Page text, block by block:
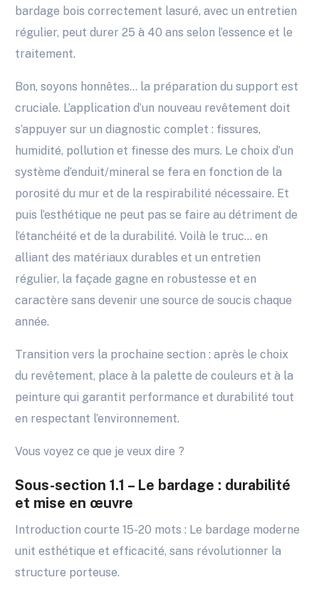
bardage bois correctement lasuré, avec un entretien
régulier, peut durer 25 à 40 ans selon l’essence et le
traitement.
Bon, soyons honnêtes… la préparation du support est
cruciale. L’application d’un nouveau revêtement doit
s’appuyer sur un diagnostic complet : fissures,
humidité, pollution et finesse des murs. Le choix d’un
système d’enduit/mineral se fera en fonction de la
porosité du mur et de la respirabilité nécessaire. Et
puis l’esthétique ne peut pas se faire au détriment de
l’étanchéité et de la durabilité. Voilà le truc… en
alliant des matériaux durables et un entretien
régulier, la façade gagne en robustesse et en
caractère sans devenir une source de soucis chaque
année.
Transition vers la prochaine section : après le choix
du revêtement, place à la palette de couleurs et à la
peinture qui garantit performance et durabilité tout
en respectant l’environnement.
Vous voyez ce que je veux dire ?
Sous-section 1.1 – Le bardage : durabilité
et mise en œuvre
Introduction courte 15-20 mots : Le bardage moderne
unit esthétique et efficacité, sans révolutionner la
structure porteuse.